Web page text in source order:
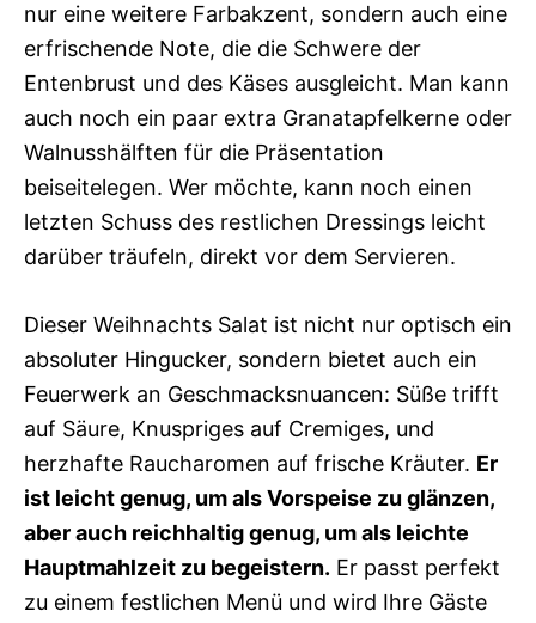
nur eine weitere Farbakzent, sondern auch eine
erfrischende Note, die die Schwere der
Entenbrust und des Käses ausgleicht. Man kann
auch noch ein paar extra Granatapfelkerne oder
Walnusshälften für die Präsentation
beiseitelegen. Wer möchte, kann noch einen
letzten Schuss des restlichen Dressings leicht
darüber träufeln, direkt vor dem Servieren.
Dieser Weihnachts Salat ist nicht nur optisch ein
absoluter Hingucker, sondern bietet auch ein
Feuerwerk an Geschmacksnuancen: Süße trifft
auf Säure, Knuspriges auf Cremiges, und
herzhafte Raucharomen auf frische Kräuter. Er
ist leicht genug, um als Vorspeise zu glänzen,
aber auch reichhaltig genug, um als leichte
Hauptmahlzeit zu begeistern. Er passt perfekt
zu einem festlichen Menü und wird Ihre Gäste